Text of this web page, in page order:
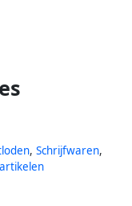
, Schrijfwaren,